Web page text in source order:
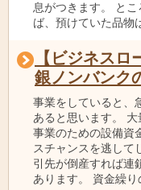
息がつきます。 と
ば、預けていた品物
【ビジネス
銀ノンバンク
事業をしていると、
あると思います。
事業のための設備資
スチャンスを逃して
引先が倒産すれば連
あります。 資金繰り